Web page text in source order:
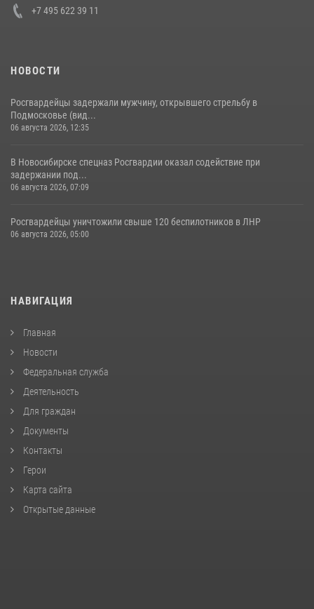
+7 495 622 39 11
НОВОСТИ
Росгвардейцы задержали мужчину, открывшего стрельбу в
Подмосковье (вид...
06 августа 2026, 12:35
В Новосибирске спецназ Росгвардии оказал содействие при
задержании под...
06 августа 2026, 07:09
Росгвардейцы уничтожили свыше 120 беспилотников в ЛНР
06 августа 2026, 05:00
НАВИГАЦИЯ
Главная
Новости
Федеральная служба
Деятельность
Для граждан
Документы
Контакты
Герои
Карта сайта
Открытые данные